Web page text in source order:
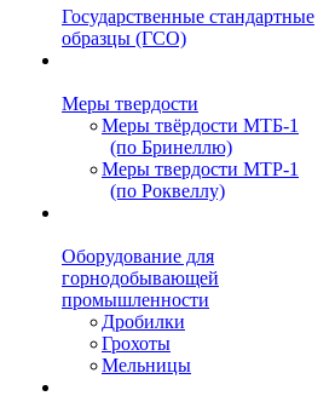
Государственные стандартные
образцы (ГСО)
Меры твердости
Меры твёрдости МТБ-1
(по Бринеллю)
Меры твердости МТР-1
(по Роквеллу)
Оборудование для
горнодобывающей
промышленности
Дробилки
Грохоты
Мельницы